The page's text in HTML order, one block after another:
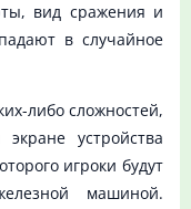
вид сражения и
в случайное
либо сложностей,
устройства
игроки будут
машиной.